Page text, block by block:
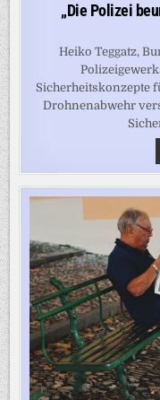
„Die Polizei
Heiko Teggatz,
Sicherheitskonzepte
Drohnenabwehr